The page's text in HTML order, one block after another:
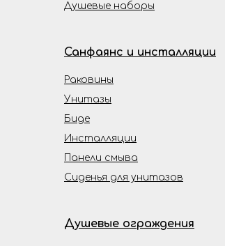
Душевые наборы
Душевые ограждения
Инсталляции
Панели смыва
Сиденья для унитазов
Биде
Унитазы
Раковины
Санфаянс и инсталляции